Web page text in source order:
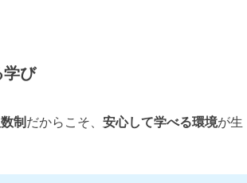
学び
制だからこそ、安心して学べる環境が生